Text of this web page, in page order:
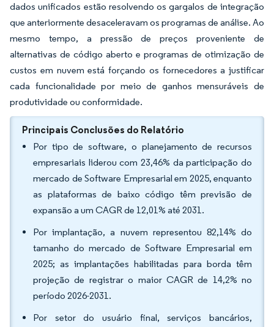
dados unificados estão resolvendo os gargalos de integração
que anteriormente desaceleravam os programas de análise. Ao
mesmo tempo, a pressão de preços proveniente de
alternativas de código aberto e programas de otimização de
custos em nuvem está forçando os fornecedores a justificar
cada funcionalidade por meio de ganhos mensuráveis de
produtividade ou conformidade.
Principais Conclusões do Relatório
Por tipo de software, o planejamento de recursos
empresariais liderou com 23,46% da participação do
mercado de Software Empresarial em 2025, enquanto
as plataformas de baixo código têm previsão de
expansão a um CAGR de 12,01% até 2031.
Por implantação, a nuvem representou 82,14% do
tamanho do mercado de Software Empresarial em
2025; as implantações habilitadas para borda têm
projeção de registrar o maior CAGR de 14,2% no
período 2026-2031.
Por setor do usuário final, serviços bancários,